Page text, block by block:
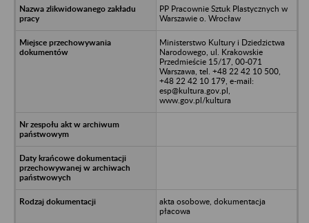
PP Pracownie Sztuk Plastycznych w
Warszawie o. Wrocław
Ministerstwo Kultury i Dziedzictwa
Narodowego, ul. Krakowskie
Przedmieście 15/17, 00-071
Warszawa, tel. +48 22 42 10 500,
+48 22 42 10 179, e-mail:
esp@kultura.gov.pl,
www.gov.pl/kultura
akta osobowe, dokumentacja
płacowa